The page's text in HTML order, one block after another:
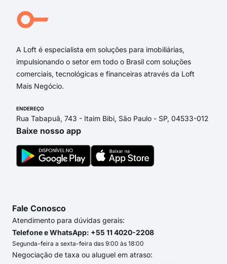
Rua Gaudêncio Barbosa
Estrada Austral
A Loft é especialista em soluções para imobiliárias,
impulsionando o setor em todo o Brasil com soluções
comerciais, tecnológicas e financeiras através da Loft
Mais Negócio.
ENDEREÇO
Rua Tabapuã, 743 - Itaim Bibi, São Paulo - SP, 04533-012
Baixe nosso app
Fale Conosco
Atendimento para dúvidas gerais:
Telefone e WhatsApp: +55 11 4020-2208
Segunda-feira a sexta-feira das 9:00 às 18:00
Negociação de taxa ou aluguel em atraso: